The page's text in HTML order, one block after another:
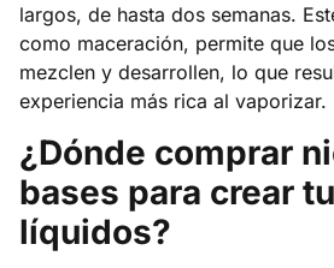
largos, de hasta dos semanas.
como maceración, permite que
mezclen y desarrollen, lo que
experiencia más rica al vaporizar.
¿Dónde comprar
bases para crear
líquidos?